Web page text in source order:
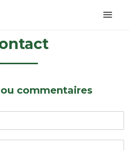
commentaires